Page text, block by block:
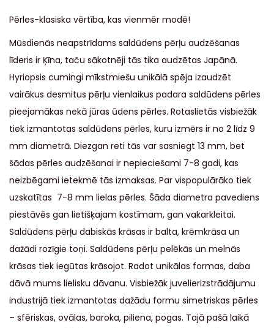
Pērles-klasiska vērtība, kas vienmēr modē!
Mūsdienās neapstrīdams saldūdens pērļu audzēšanas
līderis ir Ķīna, taču sākotnēji tās tika audzētas Japānā.
Hyriopsis cumingi mīkstmiešu unikālā spēja izaudzēt
vairākus desmitus pērļu vienlaikus padara saldūdens pērles
pieejamākas nekā jūras ūdens pērles. Rotaslietās visbiežāk
tiek izmantotas saldūdens pērles, kuru izmērs ir no 2 līdz 9
mm diametrā. Diezgan reti tās var sasniegt 13 mm, bet
šādas pērles audzēšanai ir nepieciešami 7-8 gadi, kas
neizbēgami ietekmē tās izmaksas. Par vispopulārāko tiek
uzskatītas 7-8 mm lielas pērles. Šāda diametra pavediens
piestāvēs gan lietišķajam kostīmam, gan vakarkleitai.
Saldūdens pērļu dabiskās krāsas ir balta, krēmkrāsa un
dažādi rozīgie toņi. Saldūdens pērļu pelēkās un melnās
krāsas tiek iegūtas krāsojot. Radot unikālas formas, daba
dāvā mums lielisku dāvanu. Visbiežāk juvelierizstrādājumu
industrijā tiek izmantotas dažādu formu simetriskas pērles
– sfēriskas, ovālas, baroka, piliena, pogas. Tajā pašā laikā